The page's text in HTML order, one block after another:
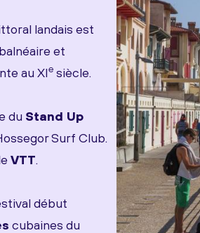
landais est
et
au XIe siècle.
du Stand Up
Surf Club.
VTT.
début
cubaines du